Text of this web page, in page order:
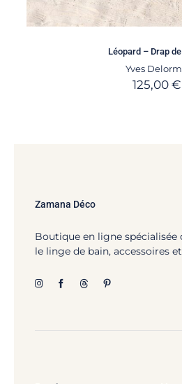
Léopard – Drap
Yves
125,00 €
Zamana Déco
Boutique en ligne spécialisée
le linge de bain, accessoires